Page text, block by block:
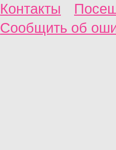
Контакты
Сообщить об